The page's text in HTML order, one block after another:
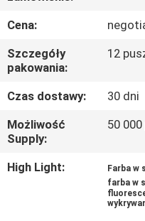
JAKOŚCI
SKONTAKTUJ
SIĘ
Z
NAMI
Cena:
Szczegóły
pakowania:
12
Czas dostawy:
30 dni
Możliwość
Supply:
50
High Light: Farba w
farba w